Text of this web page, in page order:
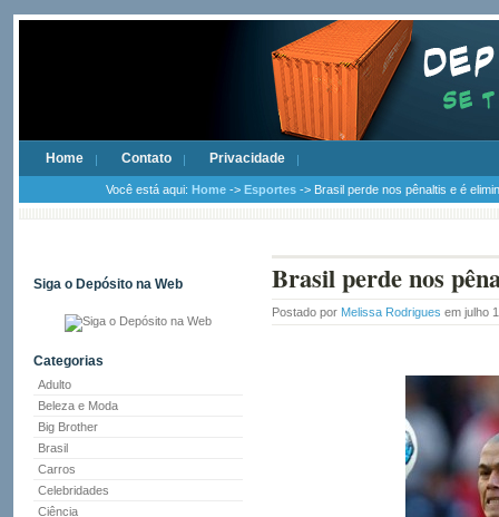
Home Contato Privacidade
Você está aqui: Home -> Esportes -> Brasil perde nos pênaltis e é
Siga o Depósito na Web
Categorias
Adulto
Beleza e Moda
Big Brother
Brasil
Carros
Celebridades
Ciência
Brasil perde nos
Postado por Melissa Rodrigues em julho